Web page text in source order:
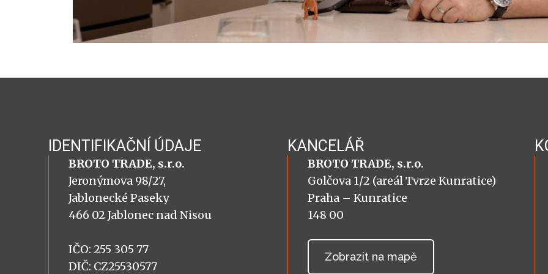
IDENTIFIKAČNÍ ÚDAJE
BROTO TRADE, s.r.o.
Jeronýmova 98/27,
Jablonecké Paseky
466 02 Jablonec nad Nisou
IČO: 255 305 77
DIČ: CZ25530577
KANCELÁŘ
BROTO TRADE, s.r.o.
Golčova 1/2 (areál Tvrze Kunratice)
Praha – Kunratice
148 00
Zobrazit na mapě